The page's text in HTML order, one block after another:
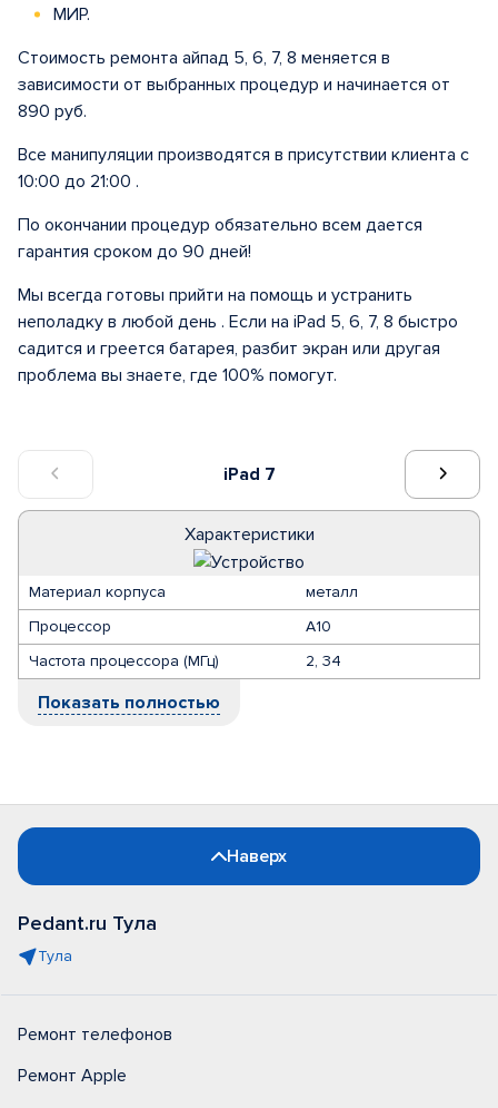
iPad 7
Характеристики
Материал корпуса
металл
Процессор
A10
Частота процессора (МГц)
2, 34
Показать полностью
МИР.
Стоимость ремонта айпад 5, 6, 7, 8 меняется в
зависимости от выбранных процедур и начинается от
890 руб.
Все манипуляции производятся в присутствии клиента с
10:00 до 21:00 .
По окончании процедур обязательно всем дается
гарантия сроком до 90 дней!
Мы всегда готовы прийти на помощь и устранить
неполадку в любой день . Если на iPad 5, 6, 7, 8 быстро
садится и греется батарея, разбит экран или другая
проблема вы знаете, где 100% помогут.
Наверх
Pedant.ru Тула
Тула
Ремонт телефонов
Ремонт Apple